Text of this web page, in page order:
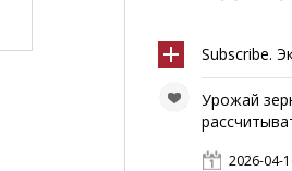
Subscribe.
Урожай
2026-04-